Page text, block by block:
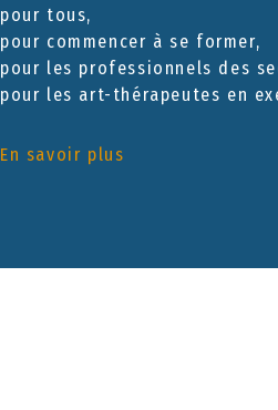
pour tous,
pour commencer à se former,
pour les professionnels des
pour les art-thérapeutes en
En savoir plus